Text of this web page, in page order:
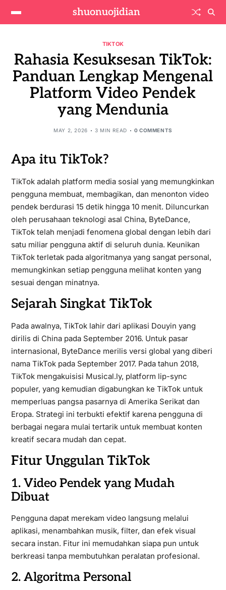
shuonuojidian
TIKTOK
Rahasia Kesuksesan TikTok:
Panduan Lengkap Mengenal
Platform Video Pendek
yang Mendunia
MAY 2, 2026 3 MIN READ 0 COMMENTS
Apa itu TikTok?
TikTok adalah platform media sosial yang memungkinkan
pengguna membuat, membagikan, dan menonton video
pendek berdurasi 15 detik hingga 10 menit. Diluncurkan
oleh perusahaan teknologi asal China, ByteDance,
TikTok telah menjadi fenomena global dengan lebih dari
satu miliar pengguna aktif di seluruh dunia. Keunikan
TikTok terletak pada algoritmanya yang sangat personal,
memungkinkan setiap pengguna melihat konten yang
sesuai dengan minatnya.
Sejarah Singkat TikTok
Pada awalnya, TikTok lahir dari aplikasi Douyin yang
dirilis di China pada September 2016. Untuk pasar
internasional, ByteDance merilis versi global yang diberi
nama TikTok pada September 2017. Pada tahun 2018,
TikTok mengakuisisi Musical.ly, platform lip-sync
populer, yang kemudian digabungkan ke TikTok untuk
memperluas pangsa pasarnya di Amerika Serikat dan
Eropa. Strategi ini terbukti efektif karena pengguna di
berbagai negara mulai tertarik untuk membuat konten
kreatif secara mudah dan cepat.
Fitur Unggulan TikTok
1. Video Pendek yang Mudah
Dibuat
Pengguna dapat merekam video langsung melalui
aplikasi, menambahkan musik, filter, dan efek visual
secara instan. Fitur ini memudahkan siapa pun untuk
berkreasi tanpa membutuhkan peralatan profesional.
2. Algoritma Personal